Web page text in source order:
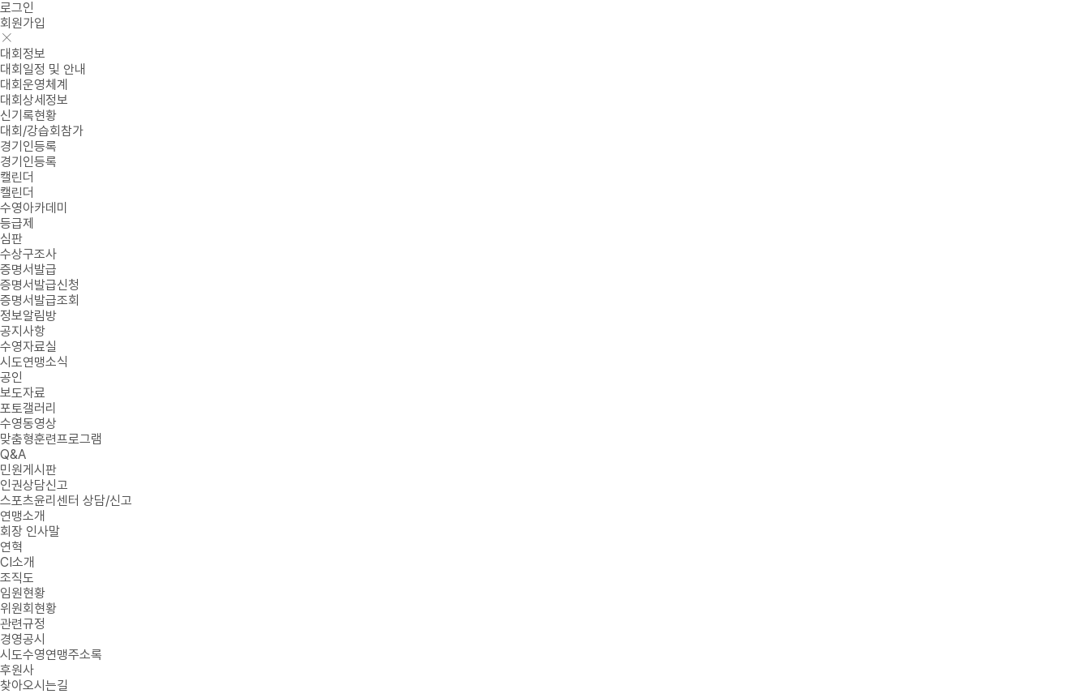
로그인
회원가입
대회정보
대회일정 및 안내
대회운영체계
대회상세정보
신기록현황
대회/강습회참가
경기인등록
경기인등록
캘린더
캘린더
수영아카데미
등급제
심판
수상구조사
증명서발급
증명서발급신청
증명서발급조회
정보알림방
공지사항
수영자료실
시도연맹소식
공인
보도자료
포토갤러리
수영동영상
맞춤형훈련프로그램
Q&A
민원게시판
인권상담신고
스포츠윤리센터 상담/신고
연맹소개
회장 인사말
연혁
CI소개
조직도
임원현황
위원회현황
관련규정
경영공시
시도수영연맹주소록
후원사
찾아오시는길